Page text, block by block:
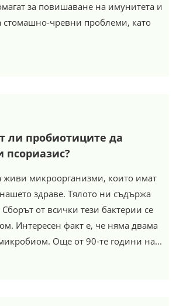
за повишаване на имунитета и
стомашно-чревни проблеми, като
ли пробиотиците да
псориазис?
живи микроорганизми, които имат
здраве. Тялото ни съдържа
от всички тези бактерии се
Интересен факт е, че няма двама
Още от 90-те години на...